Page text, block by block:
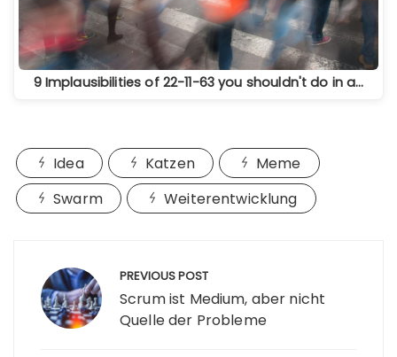
9 Implausibilities of 22-11-63 you shouldn't do in a…
Idea Katzen
Meme
Swarm
Weiterentwicklung
PREVIOUS POST
Scrum ist Medium, aber nicht
Quelle der Probleme